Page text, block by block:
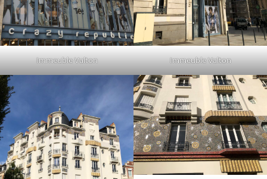
Immeuble Valton Immeuble Valton